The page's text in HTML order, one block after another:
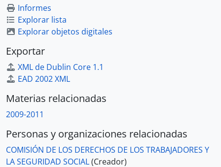
Informes
Explorar lista
Explorar objetos digitales
Exportar
XML de Dublin Core 1.1
EAD 2002 XML
Materias relacionadas
2009-2011
Personas y organizaciones relacionadas
COMISIÓN DE LOS DERECHOS DE LOS TRABAJADORES Y
LA SEGURIDAD SOCIAL(Creador)